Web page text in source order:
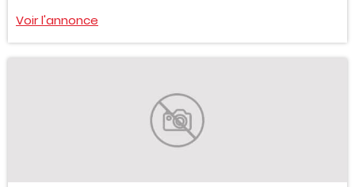
Voir l'annonce